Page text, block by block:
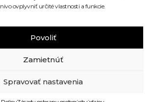
ovplyvniť určité vlastnosti a funkcie.
Povoliť
Zamietnúť
Spravovať nastavenia
Runway © 2026 - Všetky práva
vyhradené
GDPRCookies